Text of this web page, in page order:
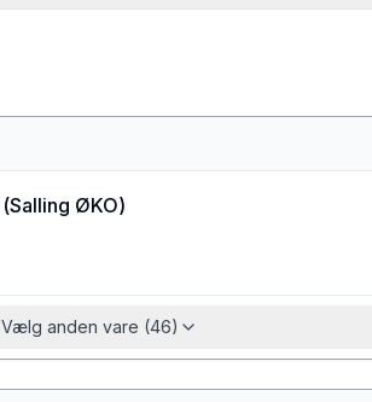
(Salling ØKO)
Vælg anden vare (46)